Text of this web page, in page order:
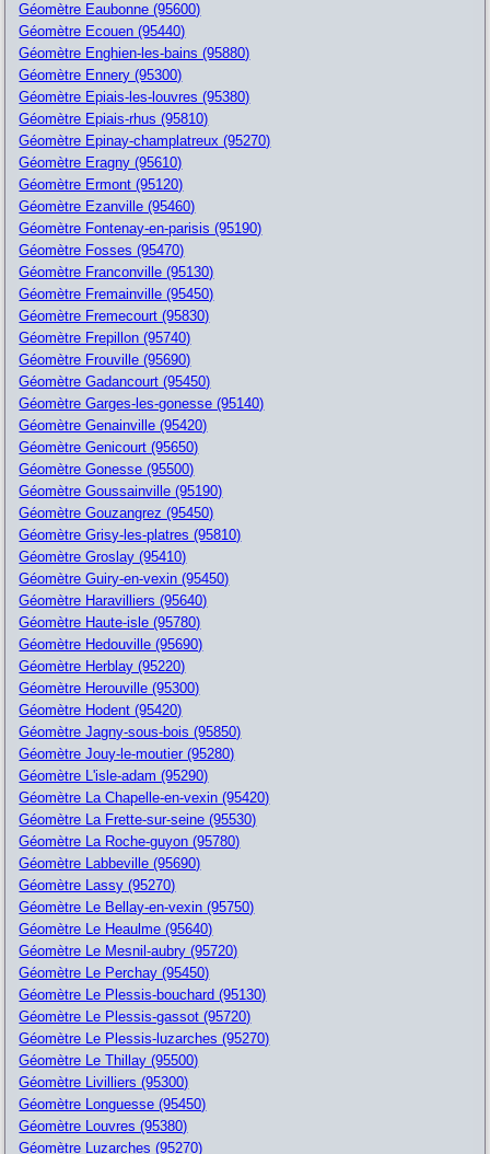
Géomètre Eaubonne (95600)
Géomètre Ecouen (95440)
Géomètre Enghien-les-bains (95880)
Géomètre Ennery (95300)
Géomètre Epiais-les-louvres (95380)
Géomètre Epiais-rhus (95810)
Géomètre Epinay-champlatreux (95270)
Géomètre Eragny (95610)
Géomètre Ermont (95120)
Géomètre Ezanville (95460)
Géomètre Fontenay-en-parisis (95190)
Géomètre Fosses (95470)
Géomètre Franconville (95130)
Géomètre Fremainville (95450)
Géomètre Fremecourt (95830)
Géomètre Frepillon (95740)
Géomètre Frouville (95690)
Géomètre Gadancourt (95450)
Géomètre Garges-les-gonesse (95140)
Géomètre Genainville (95420)
Géomètre Genicourt (95650)
Géomètre Gonesse (95500)
Géomètre Goussainville (95190)
Géomètre Gouzangrez (95450)
Géomètre Grisy-les-platres (95810)
Géomètre Groslay (95410)
Géomètre Guiry-en-vexin (95450)
Géomètre Haravilliers (95640)
Géomètre Haute-isle (95780)
Géomètre Hedouville (95690)
Géomètre Herblay (95220)
Géomètre Herouville (95300)
Géomètre Hodent (95420)
Géomètre Jagny-sous-bois (95850)
Géomètre Jouy-le-moutier (95280)
Géomètre L'isle-adam (95290)
Géomètre La Chapelle-en-vexin (95420)
Géomètre La Frette-sur-seine (95530)
Géomètre La Roche-guyon (95780)
Géomètre Labbeville (95690)
Géomètre Lassy (95270)
Géomètre Le Bellay-en-vexin (95750)
Géomètre Le Heaulme (95640)
Géomètre Le Mesnil-aubry (95720)
Géomètre Le Perchay (95450)
Géomètre Le Plessis-bouchard (95130)
Géomètre Le Plessis-gassot (95720)
Géomètre Le Plessis-luzarches (95270)
Géomètre Le Thillay (95500)
Géomètre Livilliers (95300)
Géomètre Longuesse (95450)
Géomètre Louvres (95380)
Géomètre Luzarches (95270)